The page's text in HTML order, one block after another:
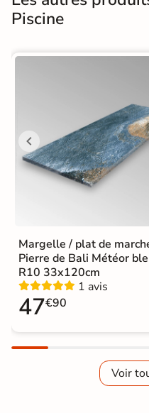
Piscine
Margelle / plat de
Pierre de Bali Météor
R10 33x120cm
1 avis
47€90
Voir